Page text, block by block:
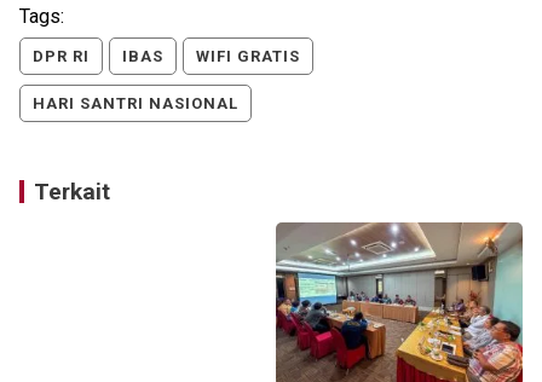
Tags:
DPR RI IBAS WIFI GRATIS
HARI SANTRI NASIONAL
Terkait